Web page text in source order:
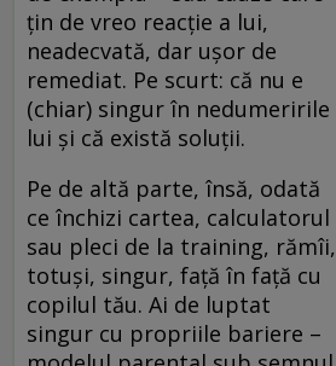
ţin de vreo reacţie a lui,
neadecvată, dar uşor de
remediat. Pe scurt: că nu e
(chiar) singur în nedumeririle
lui şi că există soluţii.
Pe de altă parte, însă, odată
ce închizi cartea, calculatorul
sau pleci de la training, rămîi,
totuşi, singur, faţă în faţă cu
copilul tău. Ai de luptat
singur cu propriile bariere –